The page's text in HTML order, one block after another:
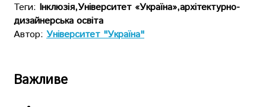
Теги: Інклюзія,Університет «Україна»,архітектурно-
дизайнерська освіта
Автор: Університет "Україна"
Важливе